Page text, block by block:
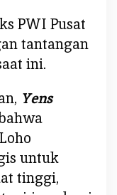
PWI Pusat
tantangan
ini.
Yens
untuk
tinggi,